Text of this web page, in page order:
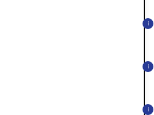
i
i
i